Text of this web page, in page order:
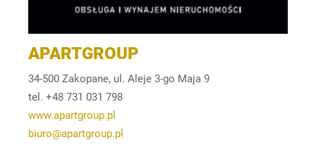
APARTGROUP
34-500 Zakopane, ul. Aleje 3-go Maja 9
tel. +48 731 031 798
www.apartgroup.pl
biuro@apartgroup.pl